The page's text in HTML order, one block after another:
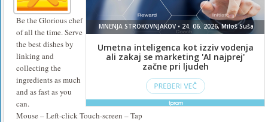
Be the Glorious chef
of all the time. Serve
the best dishes by
linking and
collecting the
ingredients as much
and as fast as you
can.
Mouse – Left-click Touch-screen – Tap